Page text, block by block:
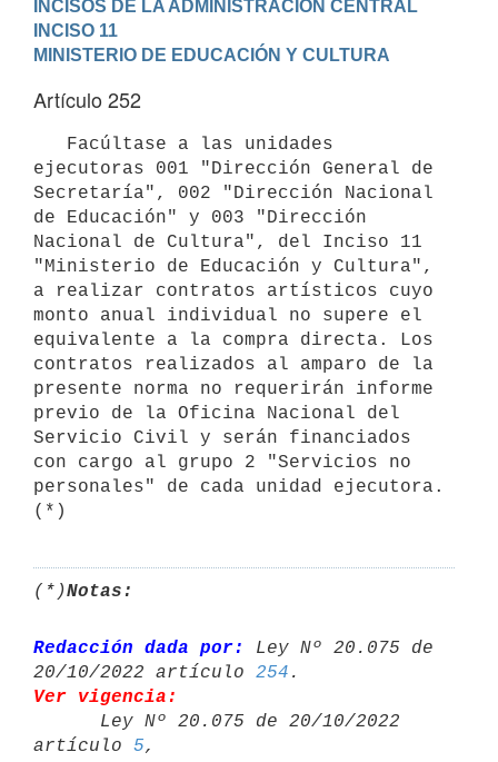
INCISOS DE LA ADMINISTRACIÓN CENTRAL
INCISO 11
MINISTERIO DE EDUCACIÓN Y CULTURA
Artículo 252
ejecutoras 001 "Dirección General de
Secretaría", 002 "Dirección Nacional
de Educación" y 003 "Dirección
Nacional de Cultura", del Inciso 11
"Ministerio de Educación y Cultura",
a realizar contratos artísticos cuyo
monto anual individual no supere el
equivalente a la compra directa. Los
contratos realizados al amparo de la
presente norma no requerirán informe
previo de la Oficina Nacional del
Servicio Civil y serán financiados
con cargo al grupo 2 "Servicios no
personales" de cada unidad ejecutora.
(*)
(*)Notas:
Redacción dada por:
Ley Nº 20.075 de
20/10/2022 artículo 254
Ver vigencia:
artículo 5,